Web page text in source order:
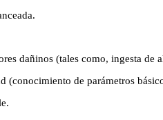
dañinos (tales como, ingesta de
(conocimiento de parámetros